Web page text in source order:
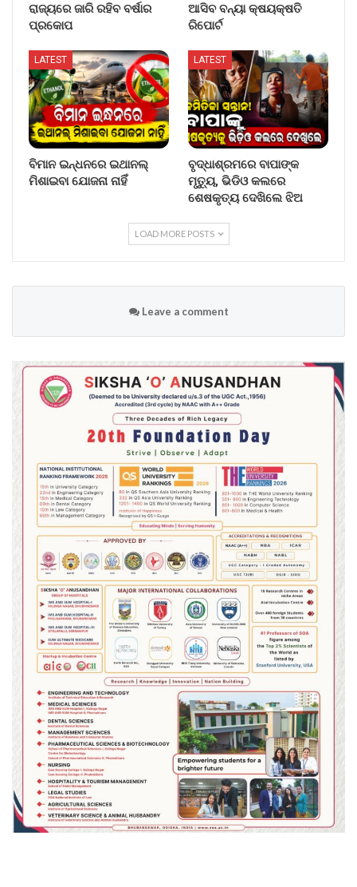
ରାଜ୍ୟରେ ଜାରି ରହିବ ବର୍ଷାର
ପ୍ରକୋପ
ଆସିବ ବନ୍ୟା କ୍ଷୟକ୍ଷତି
ରିପୋର୍ଟ
LATEST
ବିମାନ ଇନ୍ଧନରେ ଇଥାନଲ୍
ମିଶାଇବା ଯୋଜନା ନାହିଁ
LATEST
ବୃଦ୍ଧାଶ୍ରମରେ ବାପାଙ୍କ
ମୃତ୍ୟୁ, ଭିଡିଓ କଲରେ
ଶେଷକୃତ୍ୟ ଦେଖିଲେ ଝିଅ
LOAD MORE POSTS
Leave a comment